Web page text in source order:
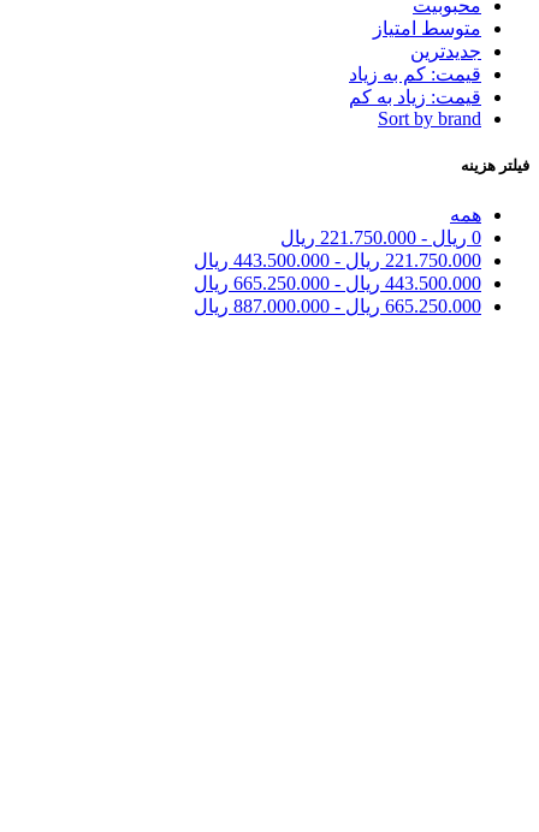
محبوبیت
متوسط امتیاز
جدیدترین
قیمت: کم به زیاد
قیمت: زیاد به کم
Sort by brand
فیلتر هزینه
همه
0 ریال -
221.750.000 ریال
221.750.000 ریال -
443.500.000 ریال
443.500.000 ریال -
665.250.000 ریال
665.250.000 ریال -
887.000.000 ریال